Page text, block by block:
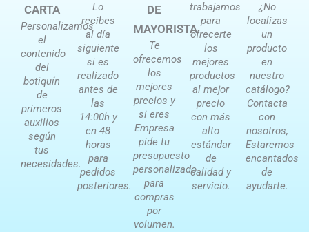
CARTA
Personalizamos
el
contenido
del
botiquín
de
primeros
auxilios
según
tus
necesidades.
Lo
recibes
al día
siguiente
si es
realizado
antes de
las
14:00h y
en 48
horas
para
pedidos
posteriores.
DE
MAYORISTA
Te
ofrecemos
los
mejores
precios y
si eres
Empresa
pide tu
presupuesto
personalizado
para
compras
por
volumen.
trabajamos
para
ofrecerte
los
mejores
productos
al mejor
precio
con más
alto
estándar
de
calidad y
servicio.
¿No
localizas
un
producto
en
nuestro
catálogo?
Contacta
con
nosotros,
Estaremos
encantados
de
ayudarte.